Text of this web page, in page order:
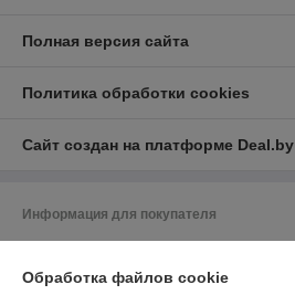
Полная версия сайта
Политика обработки cookies
Сайт создан на платформе Deal.by
Информация для покупателя
Обработка файлов cookie